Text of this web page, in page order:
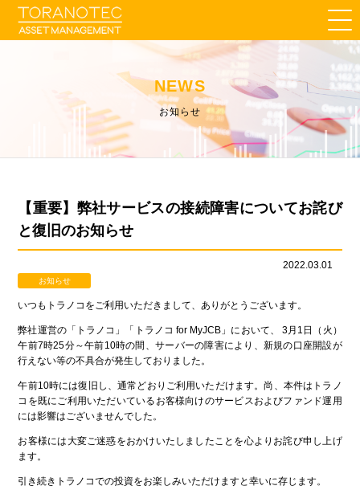
NEWS
お知らせ
【重要】弊社サービスの接続障害についてお詫び
と復旧のお知らせ
2022.03.01
お知らせ
いつもトラノコをご利用いただきまして、ありがとうございます。
弊社運営の「トラノコ」「トラノコ for MyJCB」において、 3月1日（火）
午前7時25分～午前10時の間、サーバーの障害により、新規の口座開設が
行えない等の不具合が発生しておりました。
午前10時には復旧し、通常どおりご利用いただけます。尚、本件はトラノ
コを既にご利用いただいているお客様向けのサービスおよびファンド運用
には影響はございませんでした。
お客様には大変ご迷惑をおかけいたしましたことを心よりお詫び申し上げ
ます。
引き続きトラノコでの投資をお楽しみいただけますと幸いに存じます。